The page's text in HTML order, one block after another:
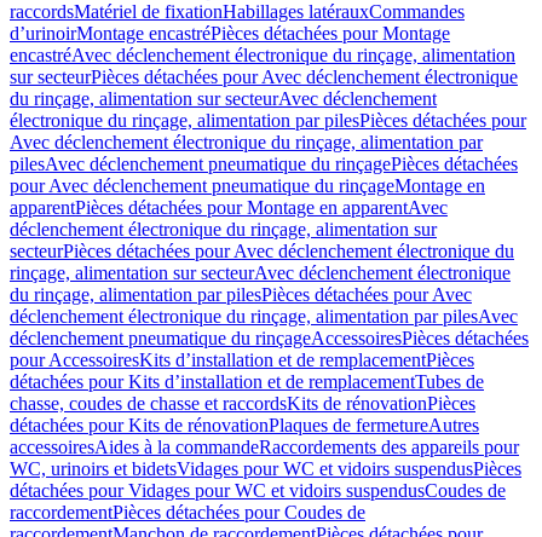
raccordsMatériel de fixationHabillages latérauxCommandes
dʼurinoirMontage encastréPièces détachées pour Montage
encastréAvec déclenchement électronique du rinçage, alimentation
sur secteurPièces détachées pour Avec déclenchement électronique
du rinçage, alimentation sur secteurAvec déclenchement
électronique du rinçage, alimentation par pilesPièces détachées pour
Avec déclenchement électronique du rinçage, alimentation par
pilesAvec déclenchement pneumatique du rinçagePièces détachées
pour Avec déclenchement pneumatique du rinçageMontage en
apparentPièces détachées pour Montage en apparentAvec
déclenchement électronique du rinçage, alimentation sur
secteurPièces détachées pour Avec déclenchement électronique du
rinçage, alimentation sur secteurAvec déclenchement électronique
du rinçage, alimentation par pilesPièces détachées pour Avec
déclenchement électronique du rinçage, alimentation par pilesAvec
déclenchement pneumatique du rinçageAccessoiresPièces détachées
pour AccessoiresKits d’installation et de remplacementPièces
détachées pour Kits d’installation et de remplacementTubes de
chasse, coudes de chasse et raccordsKits de rénovationPièces
détachées pour Kits de rénovationPlaques de fermetureAutres
accessoiresAides à la commandeRaccordements des appareils pour
WC, urinoirs et bidetsVidages pour WC et vidoirs suspendusPièces
détachées pour Vidages pour WC et vidoirs suspendusCoudes de
raccordementPièces détachées pour Coudes de